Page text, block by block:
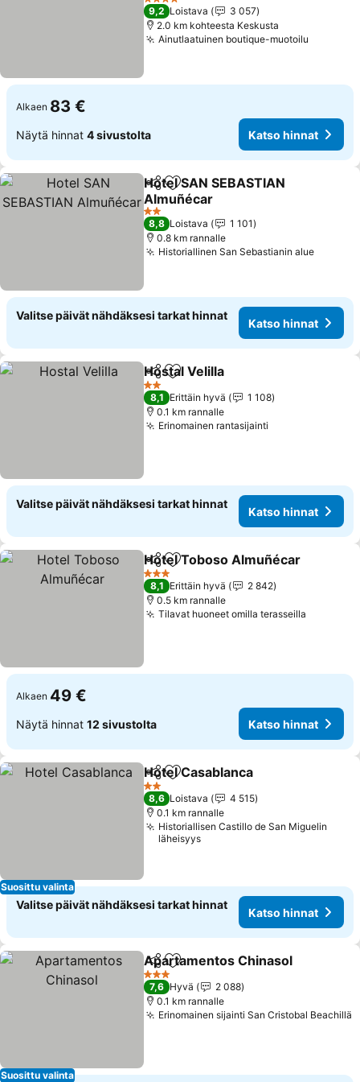
Katso hinnat
4 Tähtiluokitus
9,2 Loistava
3 057
2.0 km kohteesta Keskusta
Ainutlaatuinen boutique-muotoilu
Alkaen 83 €
Näytä hinnat 4 sivustolta Katso hinnat
Jaa Lisää suosikkeihin
Hotel SAN SEBASTIAN
Almuñécar
Katso hinnat
2 Tähtiluokitus
8,8 Loistava
1 101
0.8 km rannalle
Historiallinen San Sebastianin alueKatso
Valitse päivät nähdäksesi tarkat hinnat
Katso hinnat
Jaa Lisää suosikkeihin
Hostal Velilla
2 Tähtiluokitus
8,1 Erittäin hyvä
1 108
0.1 km rannalle
Erinomainen rantasijainti
Valitse päivät nähdäksesi tarkat hinnat
Katso hinnat
Jaa Lisää suosikkeihin
Hotel Toboso Almuñécar
3 Tähtiluokitus
8,1 Erittäin hyvä
2 842
0.5 km rannalle
Tilavat huoneet omilla terasseilla
Alkaen 49 €
Näytä hinnat 12 sivustolta Katso hinnat
Suosittu valinta
Jaa Lisää suosikkeihin
Hotel Casablanca
2 Tähtiluokitus
8,6 Loistava
4 515
0.1 km rannalle
Historiallisen Castillo de San Miguelin
läheisyys
Valitse päivät nähdäksesi tarkat hinnat
Katso hinnat
Suosittu valinta
Jaa Lisää suosikkeihin
Apartamentos Chinasol
3 Tähtiluokitus
7,6 Hyvä
2 088
0.1 km rannalle
Erinomainen sijainti San Cristobal Beachillä